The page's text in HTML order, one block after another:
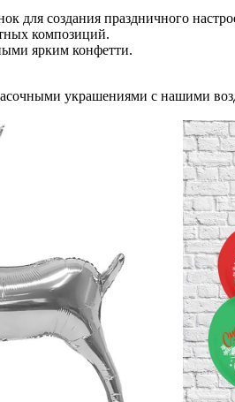
для создания праздничного
композиций.
ярким конфетти.
украшениями с нашими